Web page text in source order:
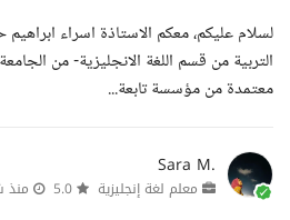
لسلام عليكم، معكم الاستاذة اسراء
التربية من قسم اللغة الانجليزية- من
معتمدة من مؤسسة تابعة...
Sara M.
معلم لغة إنجليزية منذ